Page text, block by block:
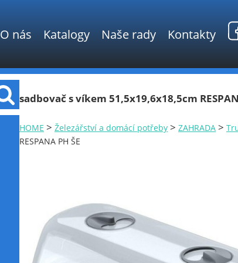
O nás Katalogy Naše rady Kontakty
sadbovač s víkem 51,5x19,6x18,5cm
HOME > Železářství a domácí potřeby > ZAHRADA >
RESPANA PH ŠE